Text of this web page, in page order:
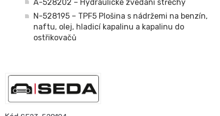
A-528202 – Hydraulické zvedání střechy
N-528195 – TPF5 Plošina s nádržemi na benzín,
naftu, olej, hladicí kapalinu a kapalinu do
ostřikovačů